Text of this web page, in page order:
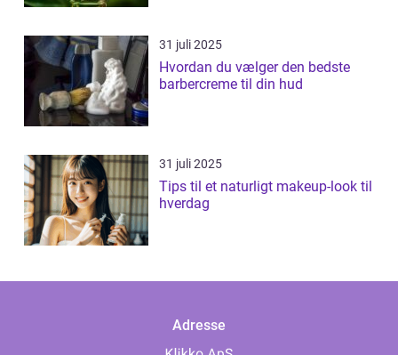
31 juli 2025
Hvordan du vælger den bedste
barbercreme til din hud
31 juli 2025
Tips til et naturligt makeup-look til
hverdag
Adresse